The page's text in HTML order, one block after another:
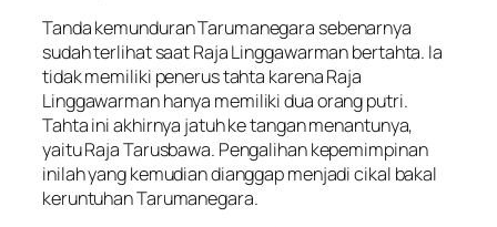
Tanda kemunduran Tarumanegara sebenarnya
sudah terlihat saat Raja Linggawarman bertahta. Ia
tidak memiliki penerus tahta karena Raja
Linggawarman hanya memiliki dua orang putri.
Tahta ini akhirnya jatuh ke tangan menantunya,
yaitu Raja Tarusbawa. Pengalihan kepemimpinan
inilah yang kemudian dianggap menjadi cikal bakal
keruntuhan Tarumanegara.